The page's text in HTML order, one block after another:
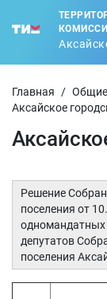
Главная / Общие
Аксайское
Решение
поселения от
одномандатных
депутатов
поселения